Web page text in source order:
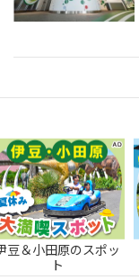
豆＆小田原のスポッ
ト